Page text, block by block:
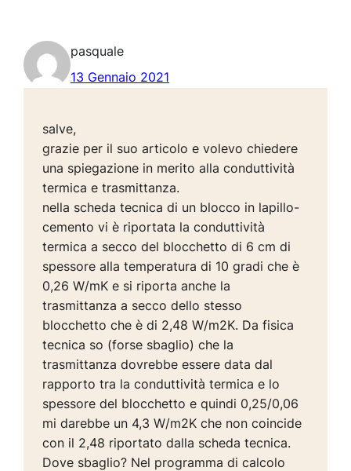
pasquale
13 Gennaio 2021
salve,
grazie per il suo articolo e volevo chiedere
una spiegazione in merito alla conduttività
termica e trasmittanza.
nella scheda tecnica di un blocco in lapillo-
cemento vi è riportata la conduttività
termica a secco del blocchetto di 6 cm di
spessore alla temperatura di 10 gradi che è
0,26 W/mK e si riporta anche la
trasmittanza a secco dello stesso
blocchetto che è di 2,48 W/m2K. Da fisica
tecnica so (forse sbaglio) che la
trasmittanza dovrebbe essere data dal
rapporto tra la conduttività termica e lo
spessore del blocchetto e quindi 0,25/0,06
mi darebbe un 4,3 W/m2K che non coincide
con il 2,48 riportato dalla scheda tecnica.
Dove sbaglio? Nel programma di calcolo